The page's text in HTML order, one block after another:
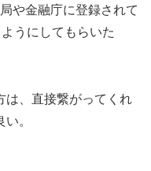
や金融庁に登録されて
うにしてもらいた
は、直接繋がってくれ
。